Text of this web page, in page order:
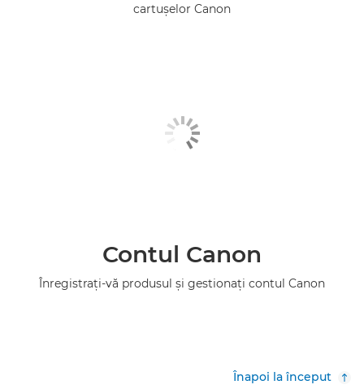
cartuşelor Canon
Contul Canon
Înregistraţi-vă produsul şi gestionaţi contul Canon
Înapoi la început